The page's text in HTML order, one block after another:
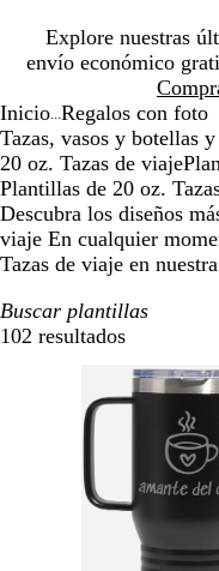
Explore nuestras
envío económico
Diapositiva
1
Inicio Regalos con foto
Tazas, vasos y botellas
20 oz. Tazas de viaje
Plantillas de 20 oz.
Descubra los diseños
viaje En cualquier
Tazas de viaje en
Buscar plantillas
102 resultados
Filtros